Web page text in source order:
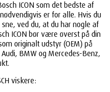
ICON som det bedste af
er for alle. Hvis du
ved du, at du har nogle af
ICON bør være øverst på din
originalt udstyr (OEM) på
BMW og Mercedes-Benz,
viskere: